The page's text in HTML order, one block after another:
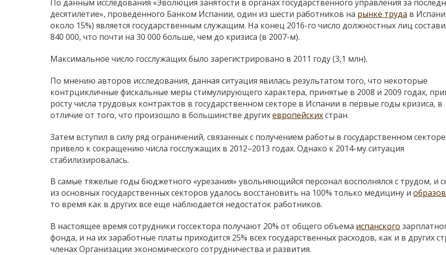
По данным исследования «Эволюция занятости в органах государственного управления за
десятилетие», проведенного Банком Испании, один из шести работников на рынке труда в
около 15%) является государственным служащим. На конец 2016-го число должностных лиц
840 000, что почти на 30 000 больше, чем до кризиса (в 2007-м).
Максимальное число госслужащих было зарегистрировано в 2011 году (3,1 млн).
По мнению авторов исследования, данная ситуация явилась результатом того, что некоторые
контрцикличные фискальные меры стимулирующего характера, принятые в 2008 и 2009 годах,
росту числа трудовых контрактов в государственном секторе в Испании в первые годы кризиса, в
отличие от того, что произошло в большинстве другихевропейскихстран.
Затем вступил в силу ряд ограничений, связанных с получением работы в государственном
привело к сокращению числа госслужащих в 2012–2013 годах. Однако к 2014-му ситуация
стабилизировалась.
В самые тяжелые годы бюджетного «урезания» увольняющийся персонал восполнялся с трудом, и
из основных государственных секторов удалось восстановить на 100% только медицину и
то время как в других все еще наблюдается недостаток работников.
В настоящее время сотрудники госсектора получают 20% от общего объема испанского
фонда, и на их заработные платы приходится 25% всех государственных расходов, как и в других
членах Организации экономического сотрудничества и развития.